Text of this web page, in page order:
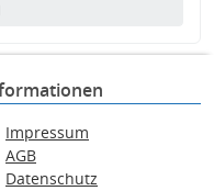
Impressum
AGB
Datenschutz